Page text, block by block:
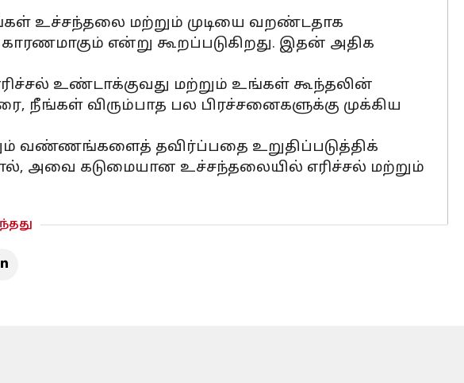
உச்சந்தலை மற்றும் முடியை வறண்டதாக
என்று கூறப்படுகிறது. இதன் அதிக
உண்டாக்குவது மற்றும் உங்கள் கூந்தலின்
நீங்கள் விரும்பாத பல பிரச்சனைகளுக்கு முக்கிய
வண்ணங்களைத் தவிர்ப்பதை உறுதிப்படுத்திக்
அவை கடுமையான உச்சந்தலையில் எரிச்சல் மற்றும்